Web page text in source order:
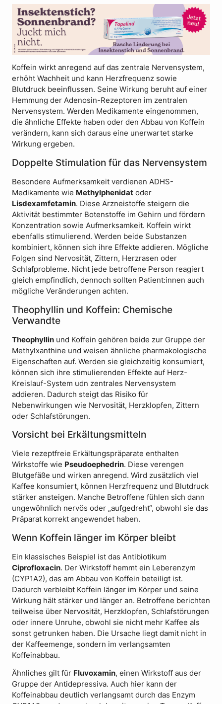
Koffein wirkt anregend auf das zentrale Nervensystem,
erhöht Wachheit und kann Herzfrequenz sowie
Blutdruck beeinflussen. Seine Wirkung beruht auf einer
Hemmung der Adenosin-Rezeptoren im zentralen
Nervensystem. Werden Medikamente eingenommen,
die ähnliche Effekte haben oder den Abbau von Koffein
verändern, kann sich daraus eine unerwartet starke
Wirkung ergeben.
Doppelte Stimulation für das Nervensystem
Besondere Aufmerksamkeit verdienen ADHS-
Medikamente wie Methylphenidat oder
Lisdexamfetamin. Diese Arzneistoffe steigern die
Aktivität bestimmter Botenstoffe im Gehirn und fördern
Konzentration sowie Aufmerksamkeit. Koffein wirkt
ebenfalls stimulierend. Werden beide Substanzen
kombiniert, können sich ihre Effekte addieren. Mögliche
Folgen sind Nervosität, Zittern, Herzrasen oder
Schlafprobleme. Nicht jede betroffene Person reagiert
gleich empfindlich, dennoch sollten Patient:innen auch
mögliche Veränderungen achten.
Theophyllin und Koffein: Chemische
Verwandte
Theophyllin und Koffein gehören beide zur Gruppe der
Methylxanthine und weisen ähnliche pharmakologische
Eigenschaften auf. Werden sie gleichzeitig konsumiert,
können sich ihre stimulierenden Effekte auf Herz-
Kreislauf-System udn zentrales Nervensystem
addieren. Dadurch steigt das Risiko für
Nebenwirkungen wie Nervosität, Herzklopfen, Zittern
oder Schlafstörungen.
Vorsicht bei Erkältungsmitteln
Viele rezeptfreie Erkältungspräparate enthalten
Wirkstoffe wie Pseudoephedrin. Diese verengen
Blutgefäße und wirken anregend. Wird zusätzlich viel
Kaffee konsumiert, können Herzfrequenz und Blutdruck
stärker ansteigen. Manche Betroffene fühlen sich dann
ungewöhnlich nervös oder „aufgedreht“, obwohl sie das
Präparat korrekt angewendet haben.
Wenn Koffein länger im Körper bleibt
Ein klassisches Beispiel ist das Antibiotikum
Ciprofloxacin. Der Wirkstoff hemmt ein Leberenzym
(CYP1A2), das am Abbau von Koffein beteiligt ist.
Dadurch verbleibt Koffein länger im Körper und seine
Wirkung hält stärker und länger an. Betroffene berichten
teilweise über Nervosität, Herzklopfen, Schlafstörungen
oder innere Unruhe, obwohl sie nicht mehr Kaffee als
sonst getrunken haben. Die Ursache liegt damit nicht in
der Kaffeemenge, sondern im verlangsamten
Koffeinabbau.
Ähnliches gilt für Fluvoxamin, einen Wirkstoff aus der
Gruppe der Antidepressiva. Auch hier kann der
Koffeinabbau deutlich verlangsamt durch das Enzym